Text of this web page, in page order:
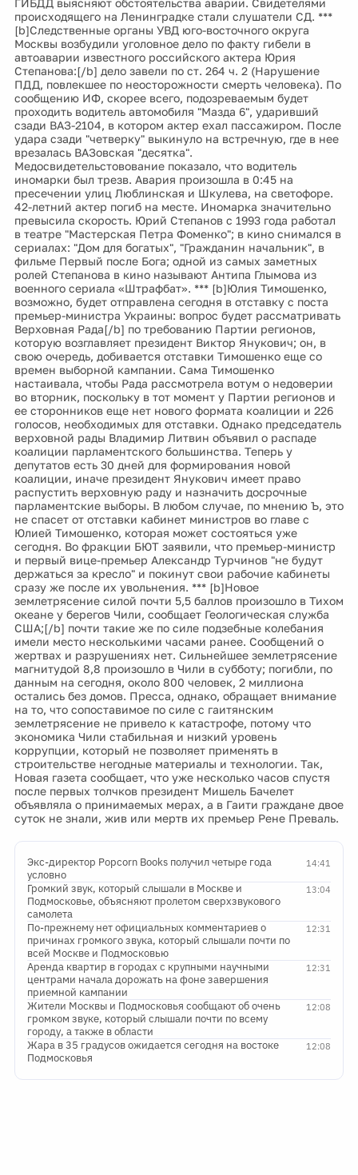
происходящего на Ленинградке стали слушатели СД. ***
[b]Следственные органы УВД юго-восточного округа
Москвы возбудили уголовное дело по факту гибели в
автоаварии известного российского актера Юрия
Степанова:[/b] дело завели по ст. 264 ч. 2 (Нарушение
ПДД, повлекшее по неосторожности смерть человека). По
сообщению ИФ, скорее всего, подозреваемым будет
проходить водитель автомобиля "Мазда 6", ударивший
сзади ВАЗ-2104, в котором актер ехал пассажиром. После
удара сзади "четверку" выкинуло на встречную, где в нее
врезалась ВАЗовская "десятка".
Медосвидетельстовование показало, что водитель
иномарки был трезв. Авария произошла в 0:45 на
пресечении улиц Люблинская и Шкулева, на светофоре.
42-летний актер погиб на месте. Иномарка значительно
превысила скорость. Юрий Степанов с 1993 года работал
в театре "Мастерская Петра Фоменко"; в кино снимался в
сериалах: "Дом для богатых", "Гражданин начальник", в
фильме Первый после Бога; одной из самых заметных
ролей Степанова в кино называют Антипа Глымова из
военного сериала «Штрафбат». *** [b]Юлия Тимошенко,
возможно, будет отправлена сегодня в отставку с поста
премьер-министра Украины: вопрос будет рассматривать
Верховная Рада[/b] по требованию Партии регионов,
которую возглавляет президент Виктор Янукович; он, в
свою очередь, добивается отставки Тимошенко еще со
времен выборной кампании. Сама Тимошенко
настаивала, чтобы Рада рассмотрела вотум о недоверии
во вторник, поскольку в тот момент у Партии регионов и
ее сторонников еще нет нового формата коалиции и 226
голосов, необходимых для отставки. Однако председатель
верховной рады Владимир Литвин объявил о распаде
коалиции парламентского большинства. Теперь у
депутатов есть 30 дней для формирования новой
коалиции, иначе президент Янукович имеет право
распустить верховную раду и назначить досрочные
парламентские выборы. В любом случае, по мнению Ъ, это
не спасет от отставки кабинет министров во главе с
Юлией Тимошенко, которая может состояться уже
сегодня. Во фракции БЮТ заявили, что премьер-министр
и первый вице-премьер Александр Турчинов "не будут
держаться за кресло" и покинут свои рабочие кабинеты
сразу же после их увольнения. *** [b]Новое
землетрясение силой почти 5,5 баллов произошло в Тихом
океане у берегов Чили, сообщает Геологическая служба
США;[/b] почти такие же по силе подзебные колебания
имели место несколькими часами ранее. Сообщений о
жертвах и разрушениях нет. Сильнейшее землетрясение
магнитудой 8,8 произошло в Чили в субботу; погибли, по
данным на сегодня, около 800 человек, 2 миллиона
остались без домов. Пресса, однако, обращает внимание
на то, что сопоставимое по силе с гаитянским
землетрясение не привело к катастрофе, потому что
экономика Чили стабильная и низкий уровень
коррупции, который не позволяет применять в
строительстве негодные материалы и технологии. Так,
Новая газета сообщает, что уже несколько часов спустя
после первых толчков президент Мишель Бачелет
объявляла о принимаемых мерах, а в Гаити граждане двое
суток не знали, жив или мертв их премьер Рене Преваль.
14:41
Экс-директор Popcorn Books получил четыре года
условно
13:04
Громкий звук, который слышали в Москве и
Подмосковье, объясняют пролетом сверхзвукового
самолета
12:31
По-прежнему нет официальных комментариев о
причинах громкого звука, который слышали почти по
всей Москве и Подмосковью
12:31
Аренда квартир в городах с крупными научными
центрами начала дорожать на фоне завершения
приемной кампании
12:08
Жители Москвы и Подмосковья сообщают об очень
громком звуке, который слышали почти по всему
городу, а также в области
12:08
Жара в 35 градусов ожидается сегодня на востоке
Подмосковья